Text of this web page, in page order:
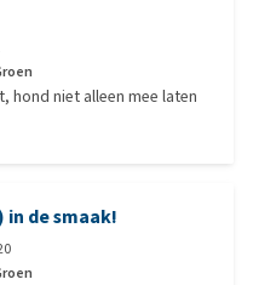
hond niet alleen mee laten
de smaak!